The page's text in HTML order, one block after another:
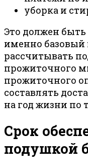
уборка и
Это должен
именно базовый
рассчитывать
прожиточного
прожиточного
составлять
на год жизни по
Срок
подушкой